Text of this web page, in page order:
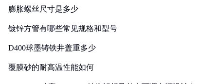
膨胀螺丝尺寸是多少
镀锌方管有哪些常见规格和型号
D400球墨铸铁井盖重多少
覆膜砂的耐高温性能如何